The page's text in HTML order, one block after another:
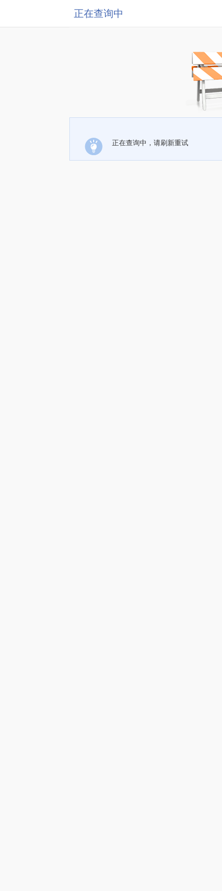
正在查询中
正在查询中，请刷新重试